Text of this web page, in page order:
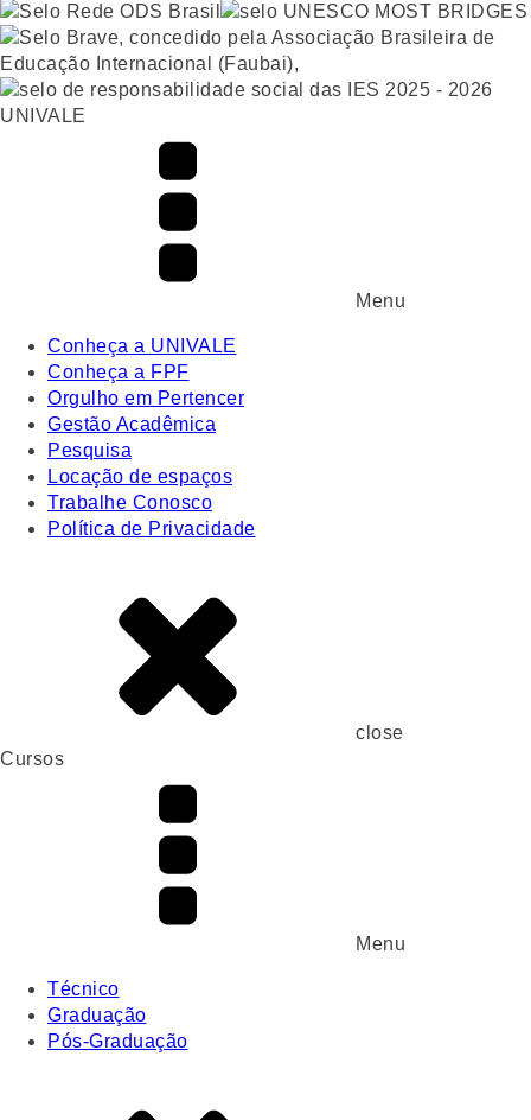
UNIVALE
Menu
Conheça a UNIVALE
Conheça a FPF
Orgulho em Pertencer
Gestão Acadêmica
Pesquisa
Locação de espaços
Trabalhe Conosco
Política de Privacidade
close
Cursos
Menu
Técnico
Graduação
Pós-Graduação